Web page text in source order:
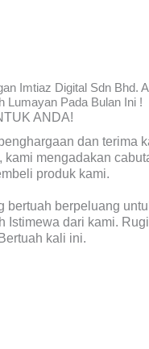
Imtiaz Digital Sdn Bhd.
Lumayan Pada Bulan Ini !
ANDA!
dan terima
kami mengadakan
produk kami.
bertuah berpeluang
Istimewa dari kami.
kali ini.